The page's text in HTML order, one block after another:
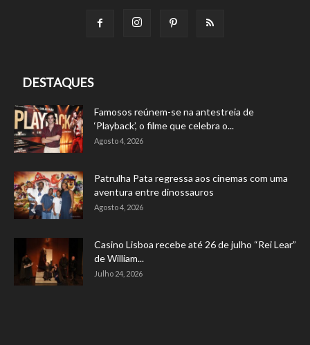
DESTAQUES
Famosos reúnem-se na antestreia de
‘Playback’, o filme que celebra o...
Agosto 4, 2026
Patrulha Pata regressa aos cinemas com uma
aventura entre dinossauros
Agosto 4, 2026
Casino Lisboa recebe até 26 de julho “Rei Lear”
de William...
Julho 24, 2026